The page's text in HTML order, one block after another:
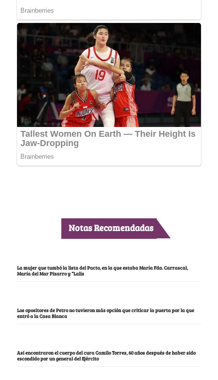
Notas Recomendadas
La mujer que tumbó la lista del Pacto, en la que estaba María Fda. Carrascal,
María del Mar Pizarro y “Lalis
Los opositores de Petro no tuvieron más opción que criticar la puerta por la que
entró a la Casa Blanca
Así encontraron el cuerpo del cura Camilo Torres, 60 años después de haber sido
escondido por un general del Ejército